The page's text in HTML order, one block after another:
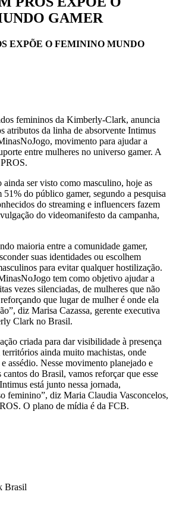
GAMER
EXPÕE O FEMININO MUNDO
femininos da Kimberly-Clark, anuncia
atributos da linha de absorvente Intimus
movimento para ajudar a
entre mulheres no universo gamer. A
ainda ser visto como masculino, hoje as
51% do público gamer, segundo a pesquisa
do streaming e influencers fazem
do videomanifesto da campanha,
maioria entre a comunidade gamer,
suas identidades ou escolhem
para evitar qualquer hostilização.
tem como objetivo ajudar a
vezes silenciadas, de mulheres que não
que lugar de mulher é onde ela
diz Marisa Cazassa, gerente executiva
Clark no Brasil.
criada para dar visibilidade à presença
ainda muito machistas, onde
assédio. Nesse movimento planejado e
do Brasil, vamos reforçar que esse
está junto nessa jornada,
feminino”, diz Maria Claudia Vasconcelos,
O plano de mídia é da FCB.
Brasil